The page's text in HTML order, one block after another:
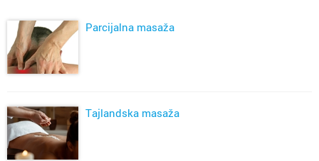
Parcijalna masaža
Tajlandska masaža